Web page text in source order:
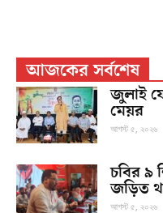
আজকের সর্বশেষ
জুলাই
মেয়র
আগস্ট ৫, ২০২৬
চবির ৯
জড়িত
আগস্ট ৫, ২০২৬